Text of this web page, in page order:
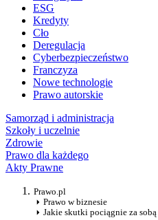
ESG
Kredyty
Cło
Deregulacja
Cyberbezpieczeństwo
Franczyza
Nowe technologie
Prawo autorskie
Samorząd i administracja
Szkoły i uczelnie
Zdrowie
Prawo dla każdego
Akty Prawne
Prawo.pl
Prawo w biznesie
Jakie skutki pociągnie za